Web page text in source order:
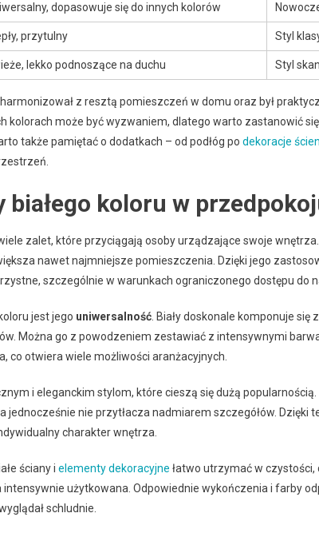
dopasowuje się do innych kolorów
przytulny Styl
lekko podnoszące na duchu Styl
z resztą pomieszczeń w domu oraz był
kolorach może być wyzwaniem, dlatego warto zastanowić
także pamiętać o dodatkach – od podłóg po dekoracje
białego koloru w
zalet, które przyciągają osoby urządzające swoje
nawet najmniejsze pomieszczenia. Dzięki jego
szczególnie w warunkach ograniczonego dostępu do
jest jego uniwersalność . Biały doskonale komponuje
Można go z powodzeniem zestawiać z intensywnymi
co otwiera wiele możliwości aranżacyjnych.
i eleganckim stylom, które cieszą się dużą
jednocześnie nie przytłacza nadmiarem szczegółów. Dzięki
charakter wnętrza.
ściany i elementy dekoracyjne łatwo utrzymać w
użytkowana. Odpowiednie wykończenia i farby
schludnie.